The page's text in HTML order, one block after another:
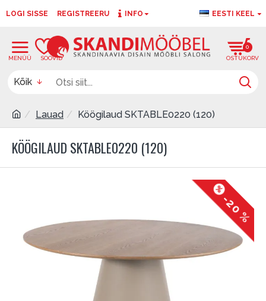
LOGI SISSE REGISTREERU INFO EESTI KEEL
0
Kõik
Lauad Köögilaud SKTABLE0220 (120)
KÖÖGILAUD SKTABLE0220 (120)
-20 %